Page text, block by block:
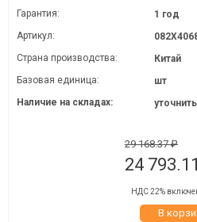
Гарантия:
1 год
Артикул:
Страна производства:
Китай
Базовая единица:
шт
Наличие на складах:
уточнить
29 168.37 ₽
24
НДС 22%
В